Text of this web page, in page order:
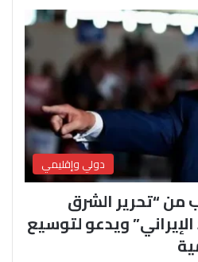
دولي وإقليمي
من “تحرير الشرق
ويدعو لتوسيع